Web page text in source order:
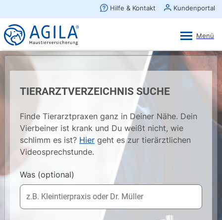
TIERARZTVERZEICHNIS SUCHE
Finde Tierarztpraxen ganz in Deiner Nähe. Dein
Vierbeiner ist krank und Du weißt nicht, wie
schlimm es ist? Hier geht es zur tierärztlichen
Videosprechstunde.
Was (optional)
×
AGILA Kunden-App
Gratis - Im Play Store laden
Ansehen